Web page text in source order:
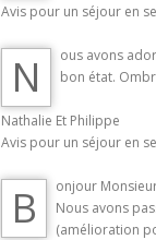
Avis pour un séjour en
N
ous avons
bon état.
Nathalie Et Philippe
Avis pour un séjour en
B
onjour
Nous avons
(amélioration